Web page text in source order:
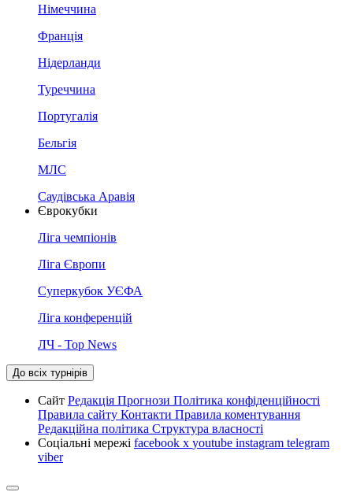
Німеччина
Франція
Нідерланди
Туреччина
Португалія
Бельгія
МЛС
Саудівська Аравія
Єврокубки
Ліга чемпіонів
Ліга Європи
Суперкубок УЄФА
Ліга конференцій
ЛЧ - Top News
До всіх турнірів
Сайт Редакція Прогнози Політика конфіденційності
Правила сайту Контакти Правила коментування
Редакційна політика Структура власності
Соціальні мережі facebook x youtube instagram telegram
viber